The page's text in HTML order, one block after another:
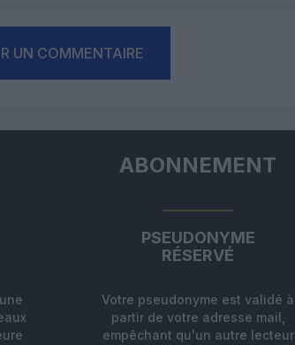
UN COMMENTAIRE
ABONNEMENT
PSEUDONYME
RÉSERVÉ
Votre pseudonyme est validé à
partir de votre adresse mail,
empêchant qu'un autre lecteur